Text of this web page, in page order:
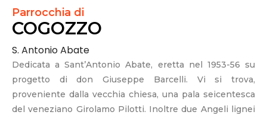
Parrocchia di
COGOZZO
S. Antonio Abate
Dedicata a Sant’Antonio Abate, eretta nel 1953-56 su
progetto di don Giuseppe Barcelli. Vi si trova,
proveniente dalla vecchia chiesa, una pala seicentesca
del veneziano Girolamo Pilotti. Inoltre due Angeli lignei